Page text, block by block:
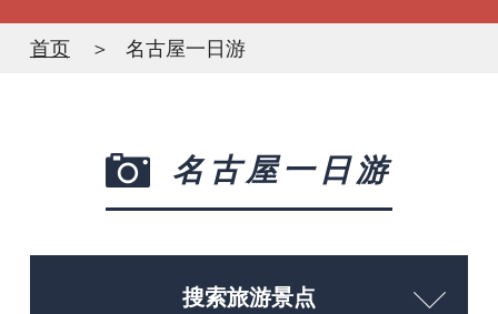
首页 名古屋一日游
名古屋一日游
搜索旅游景点